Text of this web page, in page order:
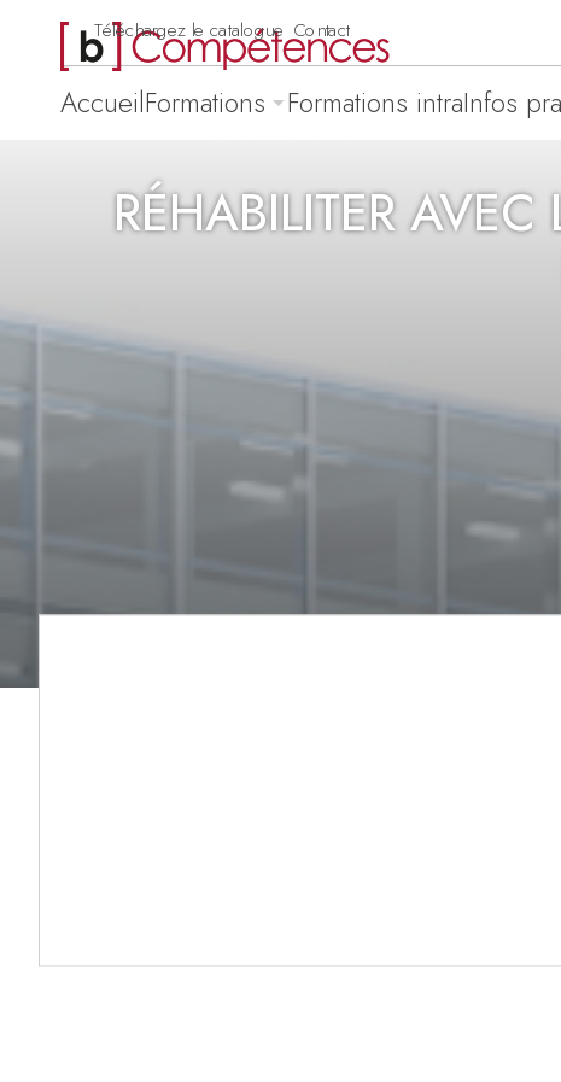
Téléchargez le catalogue Contact
AccueilFormations Formations intraInfos
RÉHABILITER